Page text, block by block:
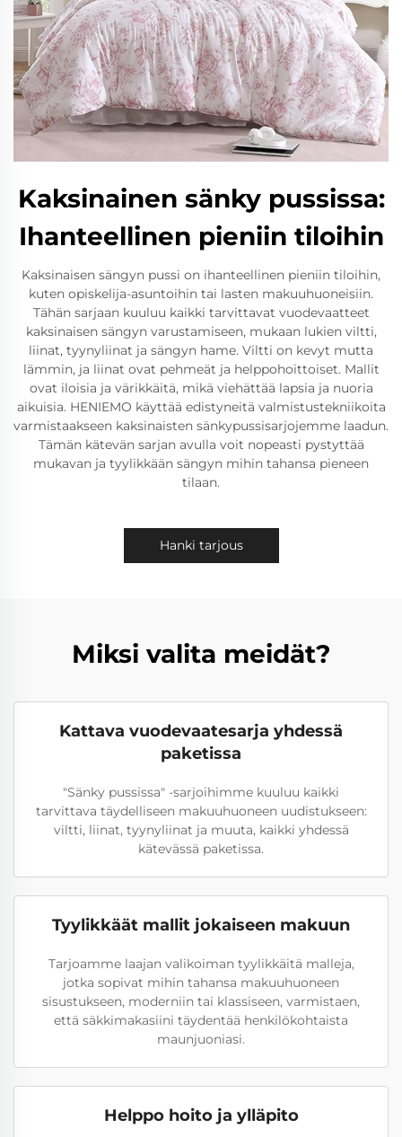
Kaksinainen sänky pussissa:
Ihanteellinen pieniin tiloihin
Kaksinaisen sängyn pussi on ihanteellinen pieniin tiloihin,
kuten opiskelija-asuntoihin tai lasten makuuhuoneisiin.
Tähän sarjaan kuuluu kaikki tarvittavat vuodevaatteet
kaksinaisen sängyn varustamiseen, mukaan lukien viltti,
liinat, tyynyliinat ja sängyn hame. Viltti on kevyt mutta
lämmin, ja liinat ovat pehmeät ja helppohoittoiset. Mallit
ovat iloisia ja värikkäitä, mikä viehättää lapsia ja nuoria
aikuisia. HENIEMO käyttää edistyneitä valmistustekniikoita
varmistaakseen kaksinaisten sänkypussisarjojemme laadun.
Tämän kätevän sarjan avulla voit nopeasti pystyttää
mukavan ja tyylikkään sängyn mihin tahansa pieneen
tilaan.
Hanki tarjous
Miksi valita meidät?
Kattava vuodevaatesarja yhdessä
paketissa
"Sänky pussissa" -sarjoihimme kuuluu kaikki
tarvittava täydelliseen makuuhuoneen uudistukseen:
viltti, liinat, tyynyliinat ja muuta, kaikki yhdessä
kätevässä paketissa.
Tyylikkäät mallit jokaiseen makuun
Tarjoamme laajan valikoiman tyylikkäitä malleja,
jotka sopivat mihin tahansa makuuhuoneen
sisustukseen, moderniin tai klassiseen, varmistaen,
että säkkimakasiini täydentää henkilökohtaista
maunjuoniasi.
Helppo hoito ja ylläpito